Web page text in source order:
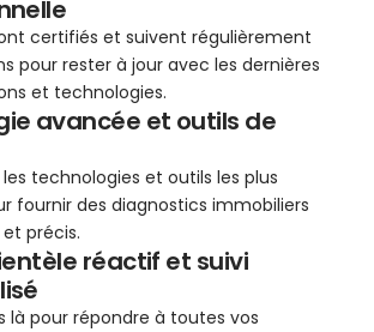
certifiés et suivent régulièrement
pour rester à jour avec les dernières
et technologies.
avancée et outils de
les technologies et outils les plus
fournir des diagnostics immobiliers
précis.
réactif et suivi
là pour répondre à toutes vos